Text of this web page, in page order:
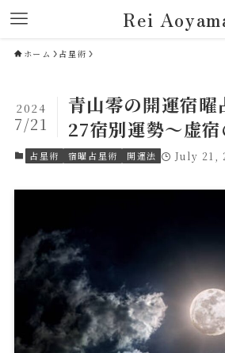
Rei
ホーム 占星術
青山零の開運宿
27宿別運勢～虚宿
2024
7/21
占星術 宿曜占星術 開運法 July 21,